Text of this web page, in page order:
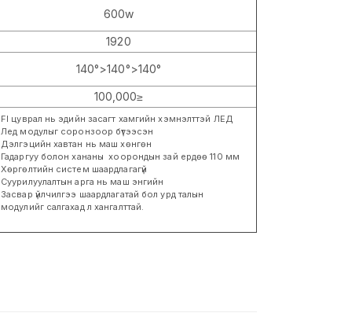
600w
1920
140°>140°>140°
100,000≥
FI цуврал нь эдийн засагт хамгийн хэмнэлттэй ЛЕД
Лед модулыг соронзоор бүтээсэн
Дэлгэцийн хавтан нь маш хөнгөн
Гадаргуу болон хананы хоорондын зай ердөө 110 мм
Хөргөлтийн систем шаардлагагүй
Суурилуулалтын арга нь маш энгийн
Засвар үйлчилгээ шаардлагатай бол урд талын
модулийг салгахад л хангалттай.